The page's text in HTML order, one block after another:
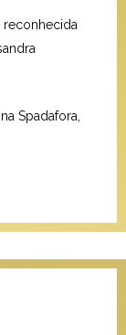
reconhecida
Spadafora,